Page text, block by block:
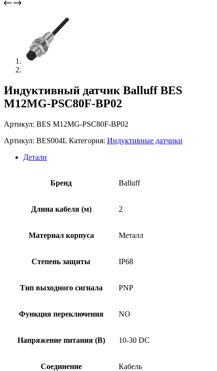
Индуктивный датчик Balluff BES
M12MG-PSC80F-BP02
Артикул: BES M12MG-PSC80F-BP02
Артикул: BES004L Категория: Индуктивные датчики
Детали
Бренд Balluff
Длина кабеля (м) 2
Материал корпуса Металл
Степень защиты IP68
Тип выходного сигнала PNP
Функция переключения NO
Напряжение питания (В) 10-30 DC
Соединение Кабель